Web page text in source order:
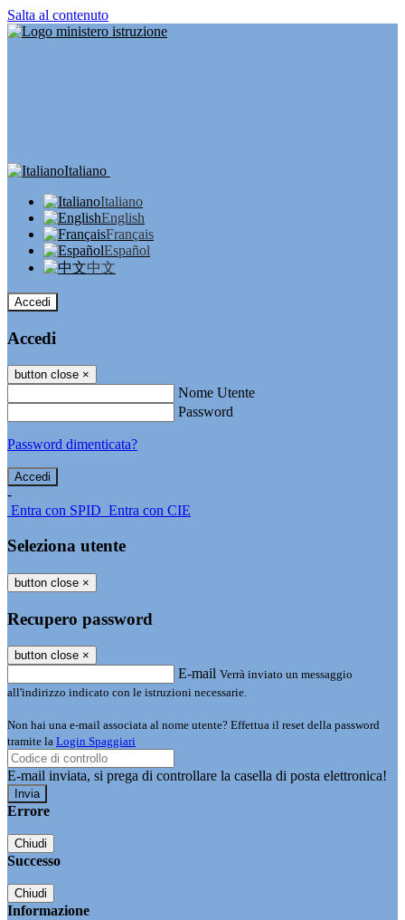
Salta al contenuto
Italiano
Italiano
English
Français
Español
中文
Accedi
Accedi
button close ×
Nome Utente
Password
Password dimenticata?
-
Entra con SPID Entra con CIE
Seleziona utente
button close ×
Recupero password
button close ×
E-mail Verrà inviato un messaggio
all'indirizzo indicato con le istruzioni necessarie.
Non hai una e-mail associata al nome utente? Effettua il reset della password
tramite la Login Spaggiari
E-mail inviata, si prega di controllare la casella di posta elettronica!
Errore
Chiudi
Successo
Chiudi
Informazione